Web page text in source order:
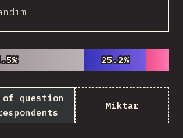
25.2%
25.2%
of question
Miktar